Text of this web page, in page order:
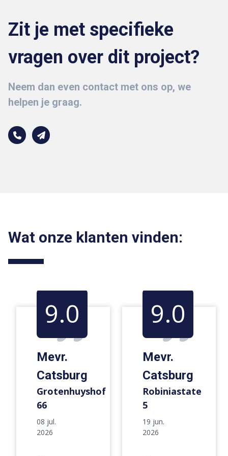
Zit je met specifieke
vragen over dit project?
Neem dan even contact met ons op, we
helpen je graag.
Wat onze klanten vinden:
9.0
Mevr.
Catsburg
Grotenhuyshof
66
08 jul.
2026
9.0
Mevr.
Catsburg
Robiniastate
5
19 jun.
2026